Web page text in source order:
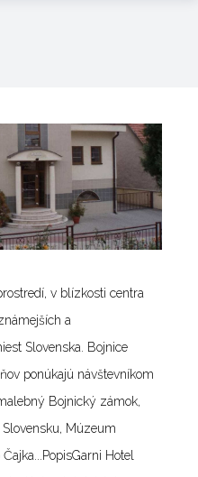
v blízkosti centra
a
Slovenska. Bojnice
ponúkajú návštevníkom
Bojnický zámok,
Múzeum
Hotel